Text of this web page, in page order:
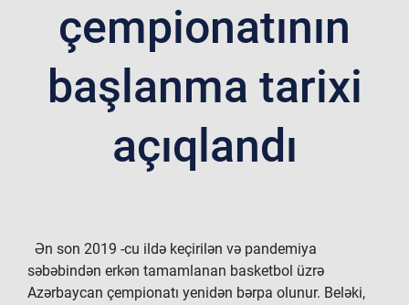
çempionatının
başlanma tarixi
açıqlandı
Ən son 2019 -cu ildə keçirilən və pandemiya
səbəbindən erkən tamamlanan basketbol üzrə
Azərbaycan çempionatı yenidən bərpa olunur. Beləki,